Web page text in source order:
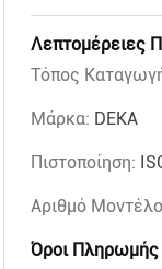
Λεπτομέρειες
Τόπος
Μάρκα: DEKA
Πιστοποίηση:
Αριθμό
Όροι Πληρωμής